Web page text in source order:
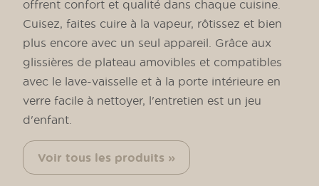
offrent confort et qualité dans chaque cuisine.
Cuisez, faites cuire à la vapeur, rôtissez et bien
plus encore avec un seul appareil. Grâce aux
glissières de plateau amovibles et compatibles
avec le lave-vaisselle et à la porte intérieure en
verre facile à nettoyer, l'entretien est un jeu
d'enfant.
Voir tous les produits »